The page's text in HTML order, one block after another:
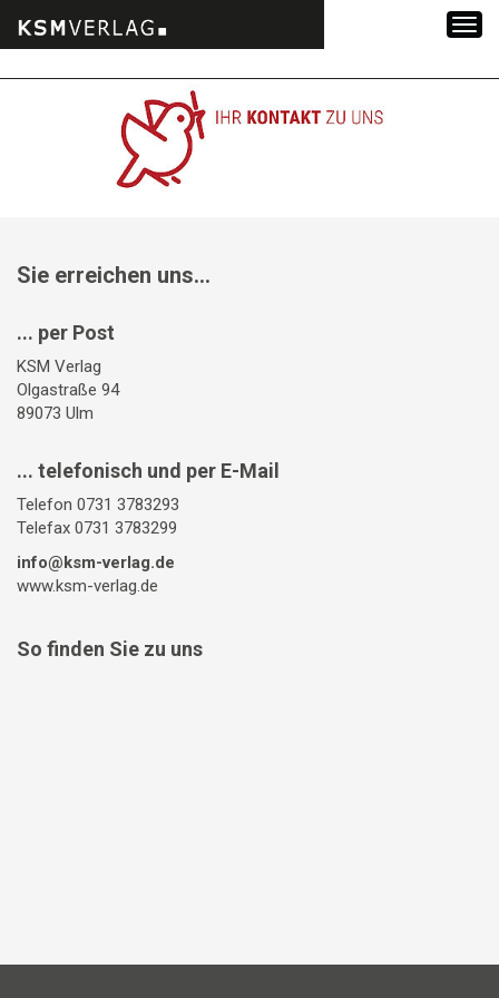
Sie erreichen uns...
... per Post
KSM Verlag
Olgastraße 94
89073 Ulm
... telefonisch und per E-Mail
Telefon 0731 3783293
Telefax 0731 3783299
info@ksm-verlag.de
www.ksm-verlag.de
So finden Sie zu uns